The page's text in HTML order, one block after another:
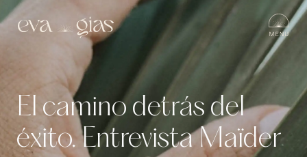
El camino detrás del
éxito. Entrevista Maïder